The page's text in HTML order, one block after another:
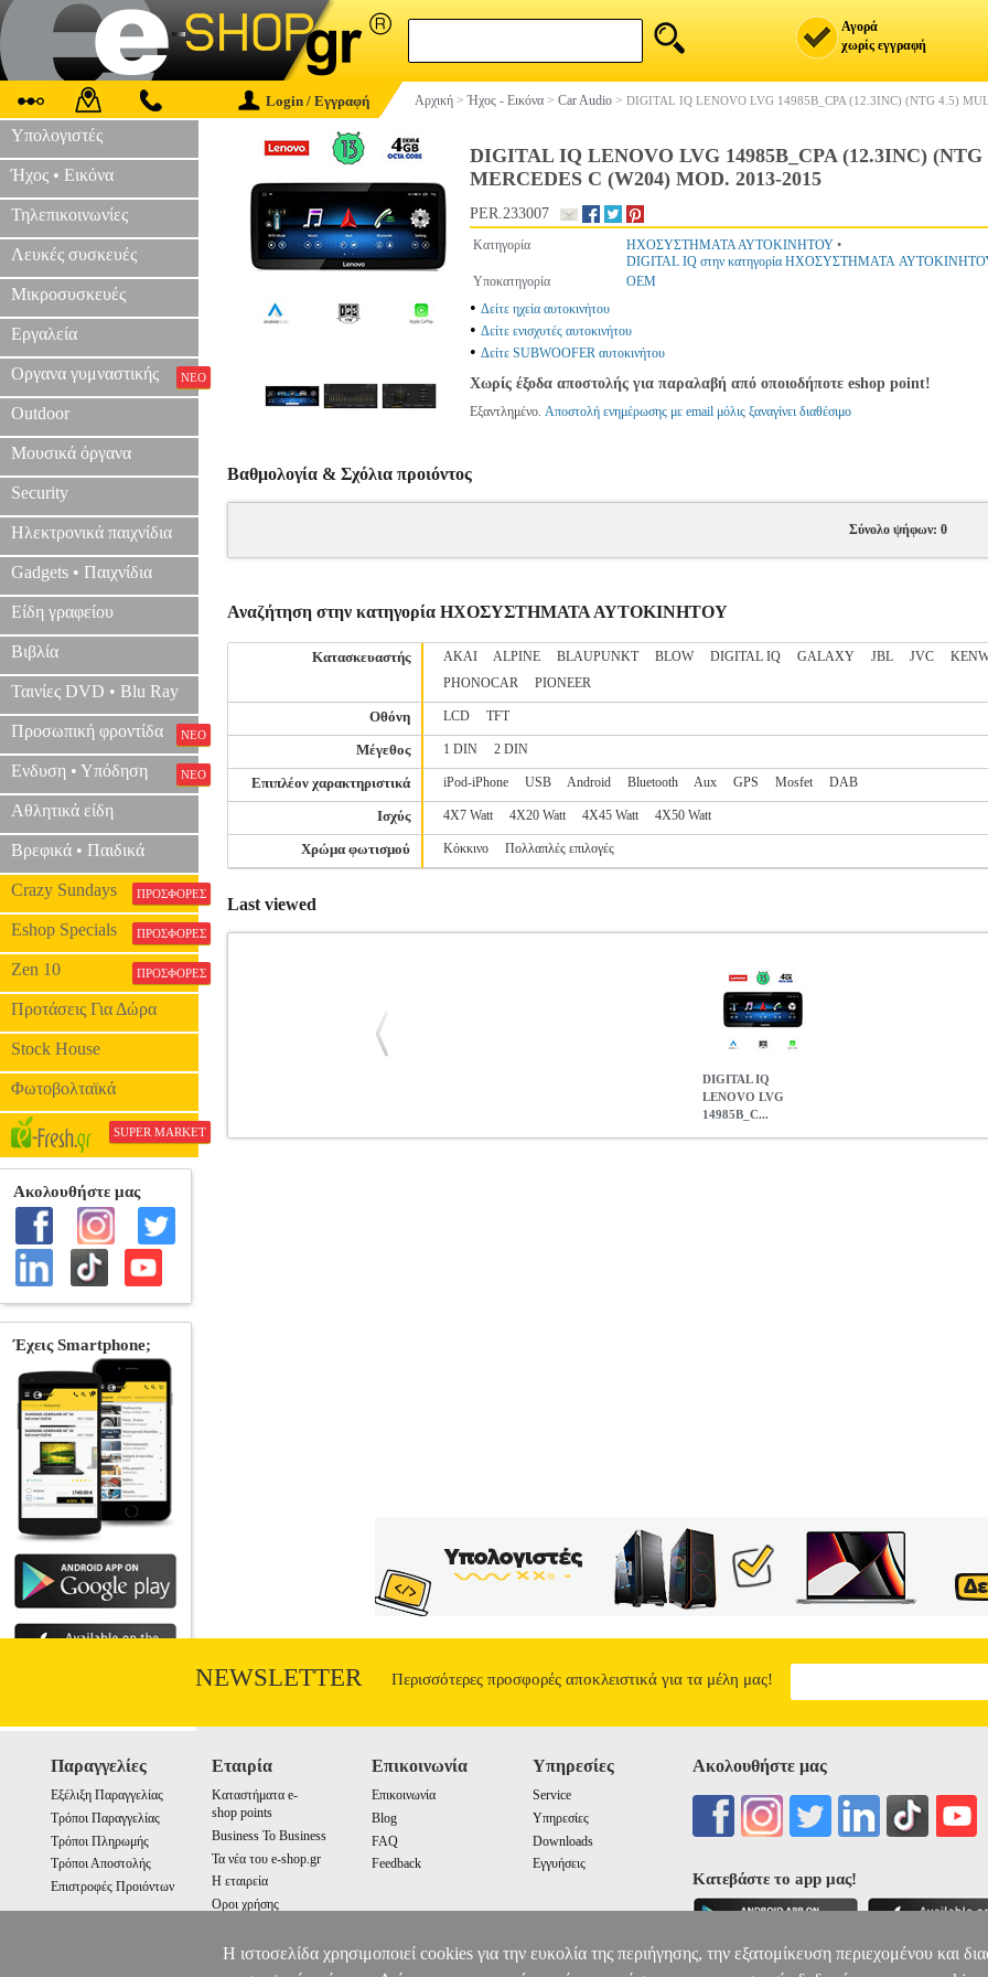
Αγορά
χωρίς εγγραφή
Login / Εγγραφή Αρχική >Ήχος - Εικόνα > Car Audio > DIGITAL IQ LENOVO LVG 14985B_CPA (12.3INC) (NTG 4.5)
Υπολογιστές
Ήχος • Εικόνα
Τηλεπικοινωνίες
Λευκές συσκευές
Μικροσυσκευές
Εργαλεία
Οργανα γυμναστικής ΝΕΟ
Outdoor
Μουσικά όργανα
Security
Ηλεκτρονικά παιχνίδια
Gadgets • Παιχνίδια
Είδη γραφείου
Βιβλία
Ταινίες DVD • Blu Ray
Προσωπική φροντίδα ΝΕΟ
Ενδυση • Υπόδηση ΝΕΟ
Αθλητικά είδη
Βρεφικά • Παιδικά
Crazy Sundays ΠΡΟΣΦΟΡΕΣ
Eshop Specials ΠΡΟΣΦΟΡΕΣ
Zen 10 ΠΡΟΣΦΟΡΕΣ
Προτάσεις Για Δώρα
Stock House
Φωτοβολταϊκά
SUPER MARKET
DIGITAL IQ LENOVO LVG 14985B_CPA (12.3INC)
MERCEDES C (W204) MOD. 2013-2015
PER.233007
Κατηγορία ΗΧΟΣΥΣΤΗΜΑΤΑ ΑΥΤΟΚΙΝΗΤΟΥ •
DIGITAL IQ στην κατηγορία ΗΧΟΣΥΣΤΗΜΑΤΑ
Υποκατηγορία
OEM
• Δείτε ηχεία αυτοκινήτου
• Δείτε ενισχυτές αυτοκινήτου
• Δείτε SUBWOOFER αυτοκινήτου
Χωρίς έξοδα αποστολής για παραλαβή από οποιοδήποτε eshop point!
Εξαντλημένο. Αποστολή ενημέρωσης με email μόλις ξαναγίνει διαθέσιμο
Βαθμολογία & Σχόλια προιόντος
Σύνολο ψήφων: 0
Αναζήτηση στην κατηγορία ΗΧΟΣΥΣΤΗΜΑΤΑ ΑΥΤΟΚΙΝΗΤΟΥ
Κατασκευαστής AKAI ALPINE BLAUPUNKT BLOW DIGITAL IQ GALAXY JBL JVC
PHONOCAR
PIONEER
Οθόνη LCD TFT
Μέγεθος 1 DIN 2 DIN
Επιπλέον χαρακτηριστικά iPod-iPhone USB Android Bluetooth Aux GPS Mosfet DAB
Ισχύς 4X7 Watt 4X20 Watt 4X45 Watt 4X50 Watt
Χρώμα φωτισμού Κόκκινο Πολλαπλές επιλογές
Last viewed
DIGITAL IQ
LENOVO LVG
14985B_C...
NEWSLETTER Περισσότερες προσφορές αποκλειστικά για τα μέλη μας!
Παραγγελίες
Εξέλιξη Παραγγελίας
Τρόποι Παραγγελίας
Τρόποι Πληρωμής
Τρόποι Αποστολής
Επιστροφές Προιόντων
Εταιρία
Καταστήματα e-
shop points
Business To Business
Τα νέα του e-shop.gr
Η εταιρεία
Οροι χρήσης
Επικοινωνία
Επικοινωνία
Blog
FAQ
Feedback
Υπηρεσίες
Service
Υπηρεσίες
Downloads
Εγγυήσεις
Ακολουθήστε μας
Κατεβάστε το app μας!
Η ιστοσελίδα χρησιμοποιεί cookies για την ευκολία της περιήγησης, την εξατομίκευση περιεχομένου και